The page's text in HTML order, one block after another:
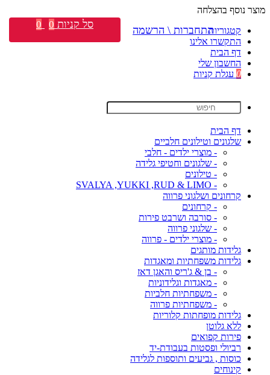
מוצר נוסף בהצלחה
קטגוריות
התקשרו אלינו
דף הבית
החשבון שלי
0 עגלת קניות
דף הבית
שלגונים וטילונים חלביים
- מוצרי ילדים - חלבי
- שלגונים וחטיפי גלידה
- טילונים
- SVALYA ,YUKKI ,RUD & LIMO
קרחונים ושלגוני פרווה
- קרחונים
- סורבה ושרבט פירות
- שלגוני פרווה
- מוצרי ילדים - פרווה
גלידות מותגים
גלידות משפחתיות ומאגדות
- בן & ג'ריס והאגן דאז
- מאגדות וגלידוניות
- משפחתיות חלביות
- משפחתיות פרווה
גלידות מופחתות קלוריות
ללא גלוטן
פירות קפואים
רביולי ופסטות בעבודת-יד
כוסות , גביעים ותוספות לגלידה
קינוחים
התחברות \ הרשמה סל קניות 0
0